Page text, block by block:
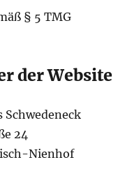
§ 5 TMG
der Website
Schwedeneck
24
Nienhof